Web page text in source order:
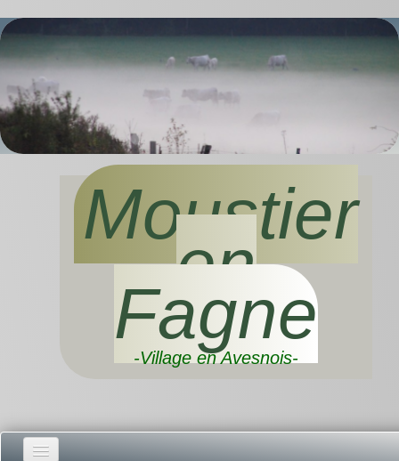
Moustier
en
Fagne
-Village en Avesnois-